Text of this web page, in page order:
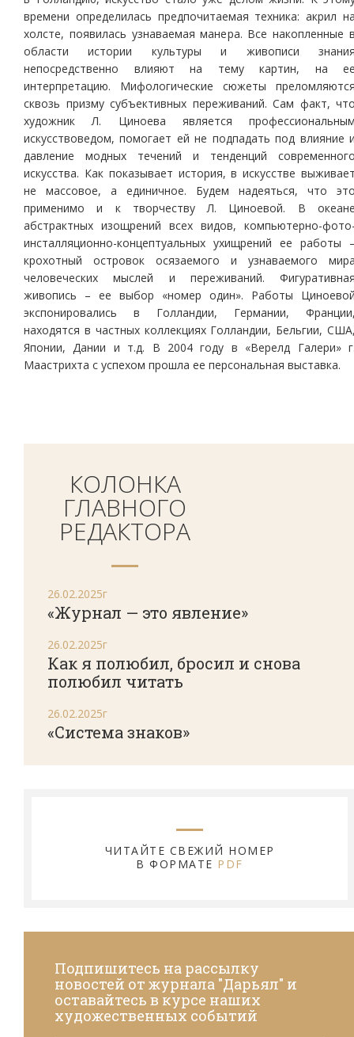
времени определилась предпочитаемая техника: акрил
холсте, появилась узнаваемая манера. Все накопленные
области истории культуры и живописи
непосредственно влияют на тему картин, на
интерпретацию. Мифологические сюжеты
сквозь призму субъективных переживаний. Сам факт,
художник Л. Циноева является
искусствоведом, помогает ей не подпадать под влияние
давление модных течений и тенденций
искусства. Как показывает история, в искусстве
не массовое, а единичное. Будем надеяться, что
применимо и к творчеству Л. Циноевой. В
абстрактных изощрений всех видов, компьютерно-
инсталляционно-концептуальных ухищрений ее работы
крохотный островок осязаемого и узнаваемого
человеческих мыслей и переживаний.
живопись – ее выбор «номер один». Работы
экспонировались в Голландии, Германии,
находятся в частных коллекциях Голландии, Бельгии,
Японии, Дании и т.д. В 2004 году в «Верелд Галери»
Маастрихта с успехом прошла ее персональная выставка.
КОЛОНКА
ГЛАВНОГО
РЕДАКТОРА
26.02.2025г
«Журнал — это явление»
26.02.2025г
Как я полюбил, бросил и снова
полюбил читать
26.02.2025г
«Система знаков»
ЧИТАЙТЕ СВЕЖИЙ НОМЕР
В ФОРМАТЕ PDF
Подпишитесь на рассылку
новостей от журнала "Дарьял" и
оставайтесь в курсе наших
художественных событий